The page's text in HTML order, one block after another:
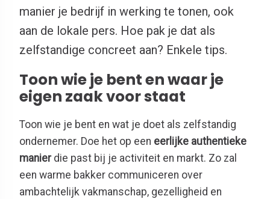
manier je bedrijf in werking te tonen, ook
aan de lokale pers. Hoe pak je dat als
zelfstandige concreet aan? Enkele tips.
Toon wie je bent en waar je
eigen zaak voor staat
Toon wie je bent en wat je doet als zelfstandig
ondernemer. Doe het op een eerlijke authentieke
manierdie past bij je activiteit en markt. Zo zal
een warme bakker communiceren over
ambachtelijk vakmanschap, gezelligheid en